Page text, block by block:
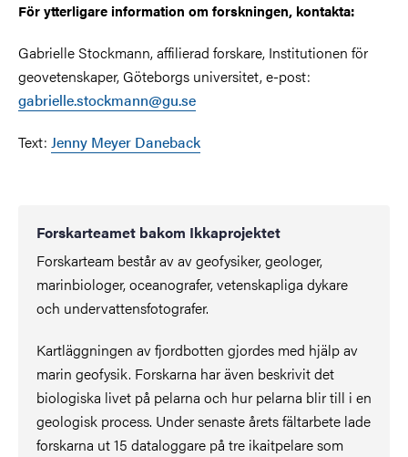
För ytterligare information om forskningen, kontakta:
Gabrielle Stockmann, affilierad forskare, Institutionen för
geovetenskaper, Göteborgs universitet, e-post:
gabrielle.stockmann@gu.se
Text: Jenny Meyer Daneback
Forskarteamet bakom Ikkaprojektet
Forskarteam består av av geofysiker, geologer,
marinbiologer, oceanografer, vetenskapliga dykare
och undervattensfotografer.
Kartläggningen av fjordbotten gjordes med hjälp av
marin geofysik. Forskarna har även beskrivit det
biologiska livet på pelarna och hur pelarna blir till i en
geologisk process. Under senaste årets fältarbete lade
forskarna ut 15 dataloggare på tre ikaitpelare som